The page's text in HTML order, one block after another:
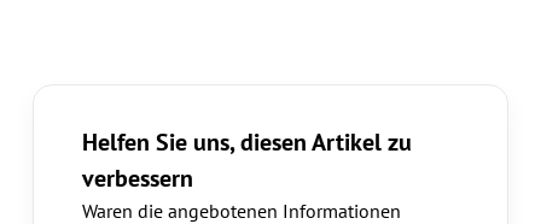
Helfen Sie uns, diesen Artikel zu
verbessern
Waren die angebotenen Informationen